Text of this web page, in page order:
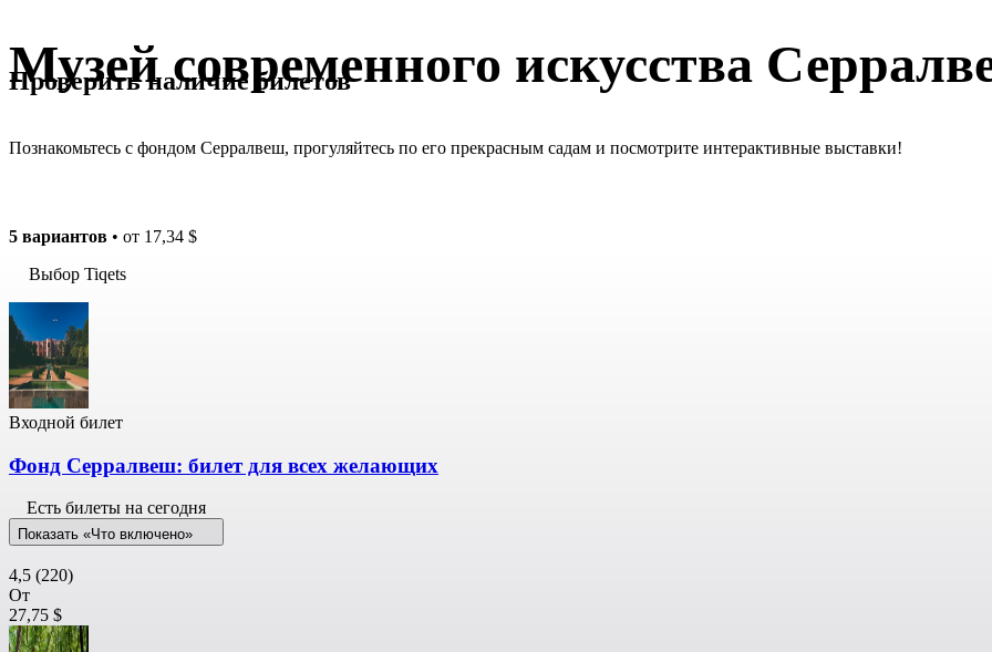
Музей современного искусства
Познакомьтесь с фондом Серралвеш, прогуляйтесь по его прекрасным садам и посмотрите интерактивные выставки!
Проверить наличие билетов
5 вариантов • от 17,34 $
Выбор Tiqets
Входной билет
Фонд Серралвеш: билет для всех желающих
Есть билеты на сегодня
Показать «Что включено»
4,5 (220)
От
27,75 $